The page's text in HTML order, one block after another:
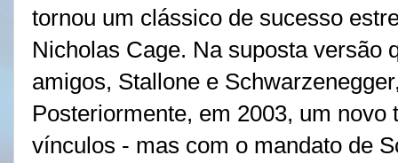
tornou um clássico de sucesso
Nicholas Cage. Na suposta versão
amigos, Stallone e
Posteriormente, em 2003, um
vínculos - mas com o mandato de